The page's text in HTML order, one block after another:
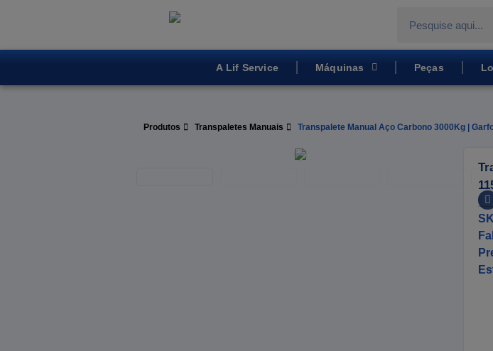
A Lif Service Máquinas Peças
Produtos Transpaletes Manuais Transpalete Manual Aço Carbono 3000Kg |